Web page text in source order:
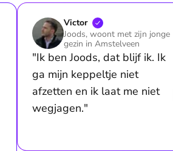
Victor
Joods, woont met zijn jonge
gezin in Amstelveen
"Ik ben Joods, dat blijf ik. Ik
ga mijn keppeltje niet
afzetten en ik laat me niet
wegjagen."